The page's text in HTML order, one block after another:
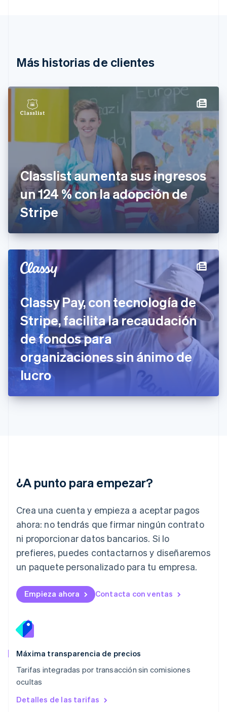
Más historias de clientes
Classlist aumenta sus ingresos
un 124 % con la adopción de
Stripe
Classy Pay, con tecnología de
Stripe, facilita la recaudación
de fondos para
organizaciones sin ánimo de
lucro
¿A punto para empezar?
Crea una cuenta y empieza a aceptar pagos
ahora: no tendrás que firmar ningún contrato
ni proporcionar datos bancarios. Si lo
prefieres, puedes contactarnos y diseñaremos
un paquete personalizado para tu empresa.
Empieza ahora Contacta con ventas
Máxima transparencia de precios
Tarifas integradas por transacción sin comisiones
ocultas
Detalles de las tarifas
English
Canadá
China continental
简体中文
Chipre
English
Italiano
Dinamarca
Emiratos Árabes Unidos
English
Eslovaquia
English
Eslovenia
España
Estados Unidos
EnglishEspañol
Estonia
English
Finlandia
EnglishSvenska
Francia
FrançaisEnglish
Gibraltar
English
Grecia
English
Hungría
India
Letonia
English
Deutsch English
Lituania
English
Luxemburgo
Français DeutschEnglish
English简体中文
English
México
Noruega
English
English
NederlandsEnglish
Polonia
English